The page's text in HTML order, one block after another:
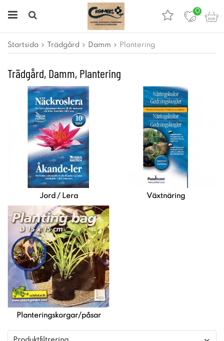
0
Startsida Trädgård Damm Plantering
Trädgård, Damm, Plantering
Jord / Lera Växtnäring
Planteringskorgar/påsar